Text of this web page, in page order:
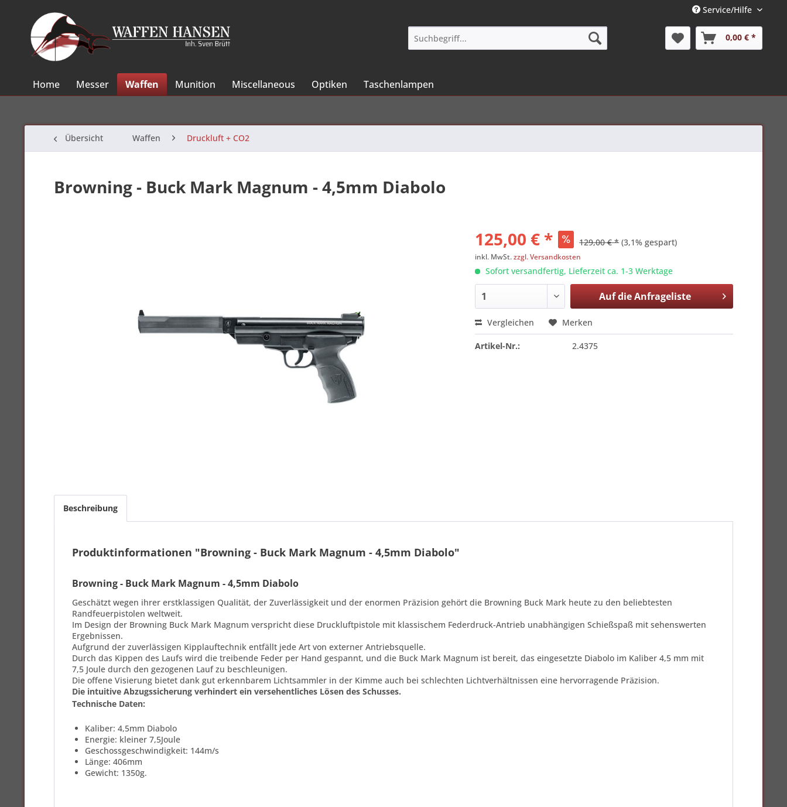
Service/Hilfe
0,00 € *
Home Messer Waffen Munition Miscellaneous Optiken Taschenlampen
Übersicht Waffen Druckluft + CO2
Browning - Buck Mark Magnum - 4,5mm Diabolo
125,00 € * 129,00 € * (3,1% gespart)
inkl. MwSt.zzgl. Versandkosten
Sofort versandfertig, Lieferzeit ca. 1-3 Werktage
Auf dieAnfrageliste
Vergleichen Merken
Artikel-Nr.: 2.4375
Beschreibung
Produktinformationen "Browning - Buck Mark Magnum - 4,5mm Diabolo"
Browning - Buck Mark Magnum - 4,5mm Diabolo
Geschätzt wegen ihrer erstklassigen Qualität, der Zuverlässigkeit und der enormen Präzision gehört die Browning Buck Mark heute zu den beliebtesten
Randfeuerpistolen weltweit.
Im Design der Browning Buck Mark Magnum verspricht diese Druckluftpistole mit klassischem Federdruck-Antrieb unabhängigen Schießspaß mit sehenswerten
Ergebnissen.
Aufgrund der zuverlässigen Kipplauftechnik entfällt jede Art von externer Antriebsquelle.
Durch das Kippen des Laufs wird die treibende Feder per Hand gespannt, und die Buck Mark Magnum ist bereit, das eingesetzte Diabolo im Kaliber 4,5 mm mit
7,5 Joule durch den gezogenen Lauf zu beschleunigen.
Die offene Visierung bietet dank gut erkennbarem Lichtsammler in der Kimme auch bei schlechten Lichtverhältnissen eine hervorragende Präzision.
Die intuitive Abzugssicherung verhindert ein versehentliches Lösen des Schusses.
Technische Daten:
Kaliber: 4,5mm Diabolo
Energie: kleiner 7,5Joule
Geschossgeschwindigkeit: 144m/s
Länge: 406mm
Gewicht: 1350g.